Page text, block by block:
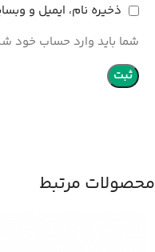
ذخیره نام، ایمیل و
شما باید وارد حساب خود
محصولات مرتبط